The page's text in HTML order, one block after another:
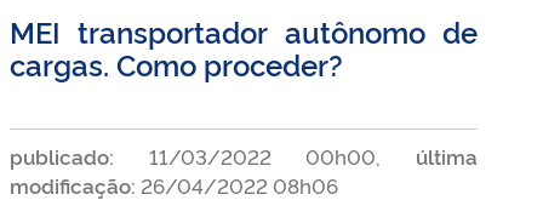
MEI transportador autônomo de
cargas. Como proceder?
publicado: 11/03/2022 00h00, última
modificação: 26/04/2022 08h06